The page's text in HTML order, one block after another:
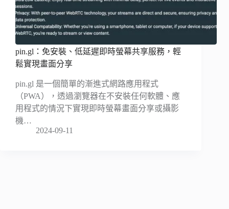
pin.gl：免安裝、低延遲即時螢幕共享服務，輕
鬆實現畫面分享
pin.gl 是一個簡單的漸進式網路應用程式
（PWA），透過瀏覽器在不安裝任何軟體、應
用程式的情況下實現即時螢幕畫面分享或攝影
機…
2024-09-11